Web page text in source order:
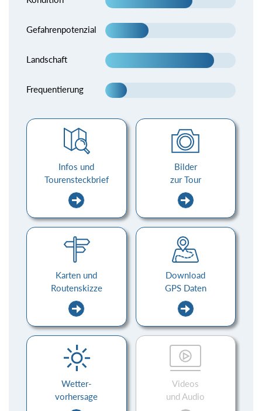
Gefahrenpotenzial
Landschaft
Frequentierung
Infos und
Tourensteckbrief
Bilder
zur Tour
Karten und
Routenskizze
Download
GPS Daten
Wetter-
vorhersage
Videos
und Audio